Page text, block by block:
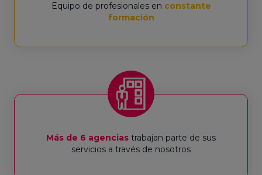
Equipo de profesionales en constante
formación
Más de 6 agencias trabajan parte de sus
servicios a través de nosotros